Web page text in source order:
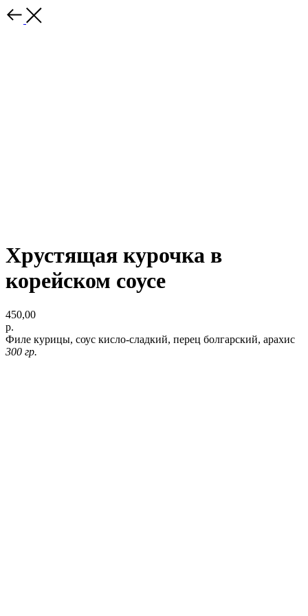
Хрустящая курочка в
корейском соусе
450,00
р.
Филе курицы, соус кисло-сладкий, перец болгарский, арахис
300 гр.